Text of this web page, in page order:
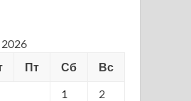
2026
Пт Сб
Вс
1
2